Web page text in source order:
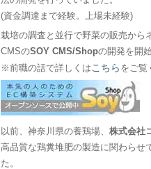
(資金調達まで経験。上場未経験)
栽培の調査と並行で野菜の販売から
CMSのSOY CMS/Shopの開発を開
※前職の話で詳しくは こちら をご覧
以前、神奈川県の養鶏場、株式会社
高品質な鶏糞堆肥の製造に関わらせ
た。